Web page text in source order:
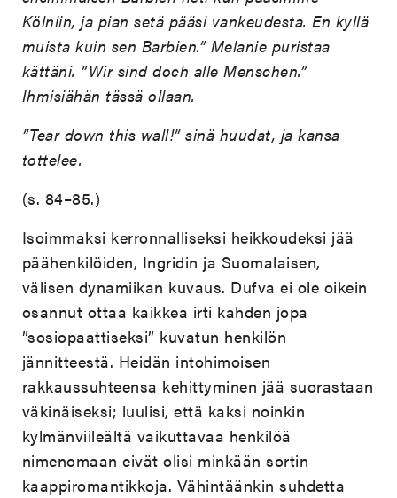
Kölniin, ja pian setä pääsi vankeudesta. En kyllä
muista kuin sen Barbien.” Melanie puristaa
kättäni. ”Wir sind doch alle Menschen.”
Ihmisiähän tässä ollaan.
”Tear down this wall!” sinä huudat, ja kansa
tottelee.
(s. 84–85.)
Isoimmaksi kerronnalliseksi heikkoudeksi jää
päähenkilöiden, Ingridin ja Suomalaisen,
välisen dynamiikan kuvaus. Dufva ei ole oikein
osannut ottaa kaikkea irti kahden jopa
”sosiopaattiseksi” kuvatun henkilön
jännitteestä. Heidän intohimoisen
rakkaussuhteensa kehittyminen jää suorastaan
väkinäiseksi; luulisi, että kaksi noinkin
kylmänviileältä vaikuttavaa henkilöä
nimenomaan eivät olisi minkään sortin
kaappiromantikkoja. Vähintäänkin suhdetta